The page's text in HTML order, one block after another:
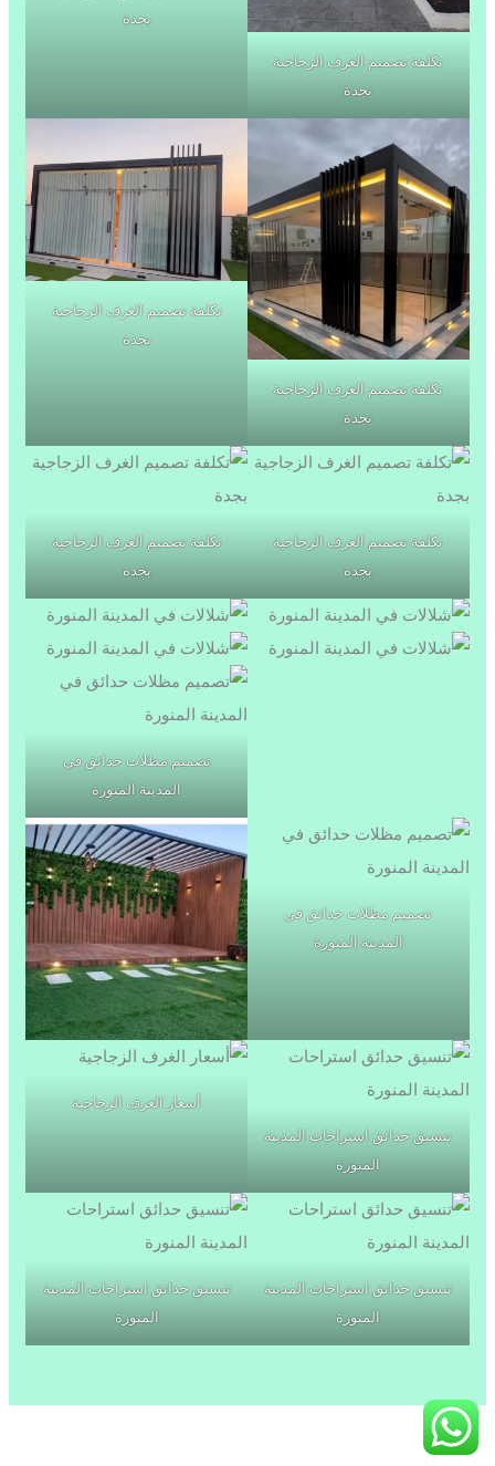
تكلفة تصميم الغرف الزجاجية
بجدة
بجدة
تكلفة تصميم الغرف الزجاجية
بجدة
تكلفة تصميم الغرف الزجاجية
بجدة
تكلفة تصميم الغرف الزجاجية
بجدة
تكلفة تصميم الغرف الزجاجية
بجدة
تصميم مظلات حدائق في
المدينة المنورة
تصميم مظلات حدائق في
المدينة المنورة
تنسيق حدائق استراحات المدينة
المنورة
أسعار الغرف الزجاجية
تنسيق حدائق استراحات المدينة
المنورة
تنسيق حدائق استراحات المدينة
المنورة